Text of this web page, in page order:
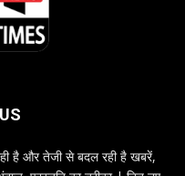
है और तेजी से बदल रही है खबरें,